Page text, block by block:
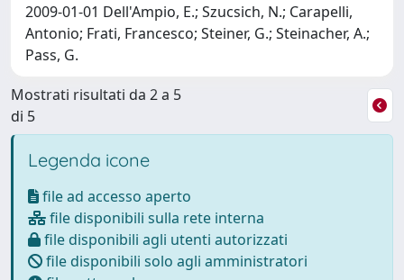
2009-01-01 Dell'Ampio, E.; Szucsich, N.; Carapelli,
Antonio; Frati, Francesco; Steiner, G.; Steinacher, A.;
Pass, G.
Mostrati risultati da 2 a 5
di 5
Legenda icone
file ad accesso aperto
file disponibili sulla rete interna
file disponibili agli utenti autorizzati
file disponibili solo agli amministratori